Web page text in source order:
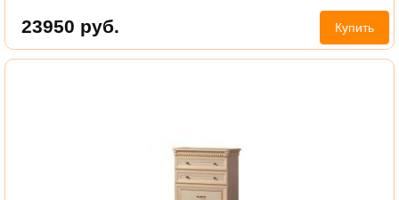
23950 руб. Купить